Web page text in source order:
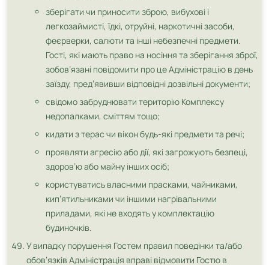
зберігати чи приносити зброю, вибухові і
легкозаймисті, їдкі, отруйні, наркотичні засоби,
феєрверки, салюти та інші небезпечні предмети.
Гості, які мають право на носіння та зберігання зброї,
зобов’язані повідомити про це Адміністрацію в день
заїзду, пред’явивши відповідні дозвільні документи;
свідомо забруднювати територію Комплексу
недопалками, сміттям тощо;
кидати з терас чи вікон будь-які предмети та речі;
проявляти агресію або дії, які загрожують безпеці,
здоров’ю або майну інших осіб;
користуватись власними прасками, чайниками,
кип’ятильниками чи іншими нагрівальними
приладами, які не входять у комплектацію
будиночків.
У випадку порушення Гостем правил поведінки та/або
обов’язків Адміністрація вправі відмовити Гостю в